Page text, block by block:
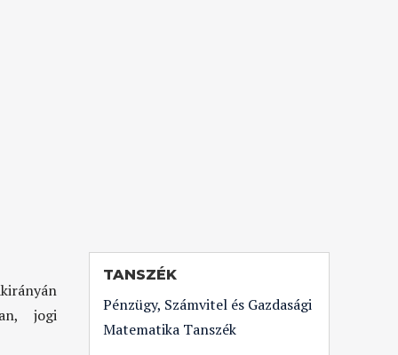
jogi
TANSZÉK
Pénzügy, Számvitel és Gazdasági
Matematika Tanszék